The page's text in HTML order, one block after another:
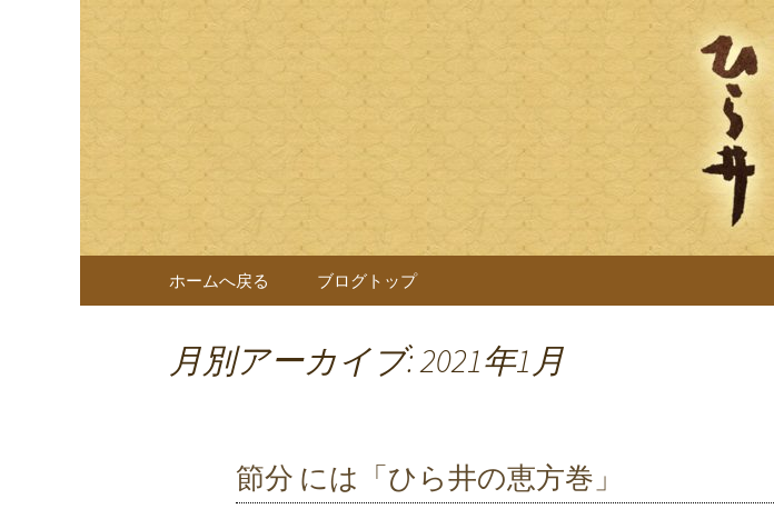
日本料理ひら井の
岐阜県岐阜市の日本料理店「ひら井(ひらい)」
様へのおもてなしをしております。ひら井に併
なぎを一切使わない十割蕎麦を提供。
コンテンツへ移動
ホームへ戻る ブログトップ
月別アーカイブ: 2021年1月
節分 には「ひら井の恵方巻」